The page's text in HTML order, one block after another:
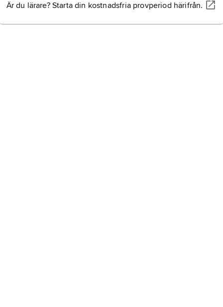
Är du lärare? Starta din kostnadsfria provperiod härifrån.